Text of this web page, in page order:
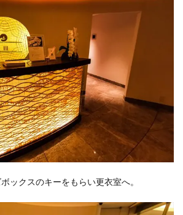
ックスのキーをもらい更衣室へ。